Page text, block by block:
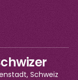
Schweiz